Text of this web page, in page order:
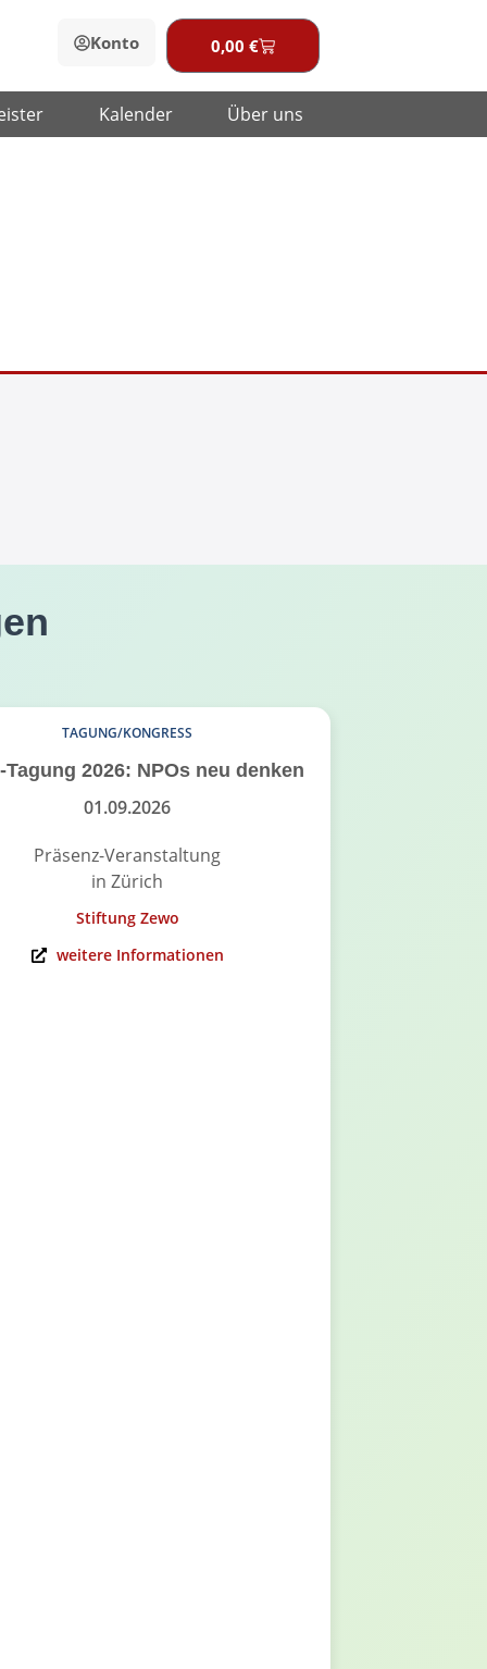
Konto 0,00 €Warenkorb
Kalender Über uns
TAGUNG/KONGRESS
Tagung 2026: NPOs neu denken
01.09.2026
Präsenz-Veranstaltung
in Zürich
Stiftung Zewo
weitere Informationen